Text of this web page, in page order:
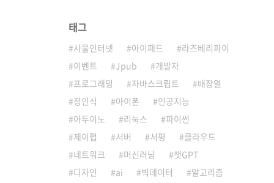
태그
사물인터넷 아이패드
라즈베리파이
이벤트
Jpub
개발자
프로그래밍
자바스크립트
배장열
정인식
아이폰
인공지능
아두이노
리눅스
파이썬
제이펍
서버 서평
클라우드
네트워크
머신러닝
챗GPT
디자인
ai 빅데이터 알고리즘